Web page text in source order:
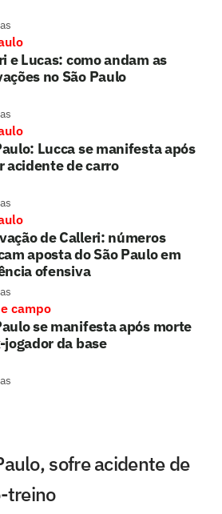
e Lucas: como andam as
no São Paulo
Lucca se manifesta após
acidente de carro
de Calleri: números
aposta do São Paulo em
ofensiva
campo
se manifesta após morte
jogador da base
sofre acidente de
treino